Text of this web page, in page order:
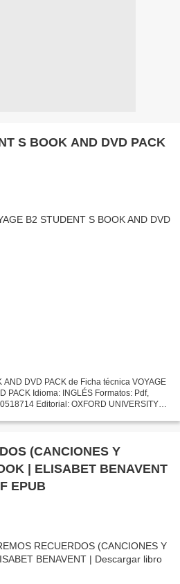
S BOOK AND DVD PACK
AND DVD PACK de Ficha técnica VOYAGE
PACK Idioma: INGLÉS Formatos: Pdf,
Editorial: OXFORD UNIVERSITY
(CANCIONES Y
| ELISABET BENAVENT
EPUB